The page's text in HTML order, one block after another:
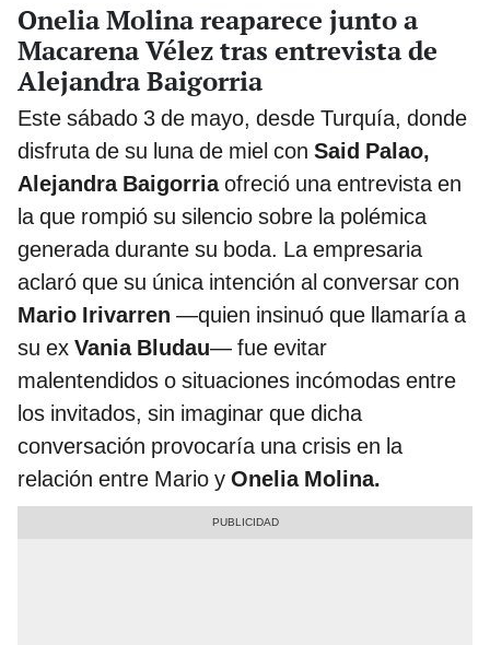
Onelia Molina reaparece junto a
Macarena Vélez tras entrevista de
Alejandra Baigorria
Este sábado 3 de mayo, desde Turquía, donde
disfruta de su luna de miel con Said Palao,
Alejandra Baigorriaofreció una entrevista en
la que rompió su silencio sobre la polémica
generada durante su boda. La empresaria
aclaró que su única intención al conversar con
Mario Irivarren —quien insinuó que llamaría a
su ex Vania Bludau— fue evitar
malentendidos o situaciones incómodas entre
los invitados, sin imaginar que dicha
conversación provocaría una crisis en la
relación entre Mario y Onelia Molina.